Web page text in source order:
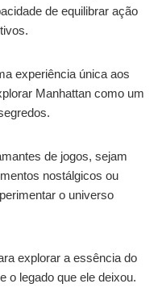
de equilibrar ação
experiência única aos
Manhattan como um
de jogos, sejam
nostálgicos ou
o universo
explorar a essência do
o legado que ele deixou.